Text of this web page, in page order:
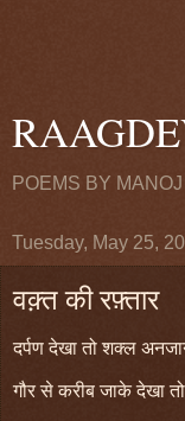
POEMS BY
Tuesday, May 25,
वक़्त की रफ़्तार
दर्पण देखा तो शक्ल
गौर से करीब जाके देखा तो